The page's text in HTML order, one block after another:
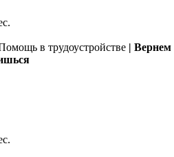
в трудоустройстве | Вернем